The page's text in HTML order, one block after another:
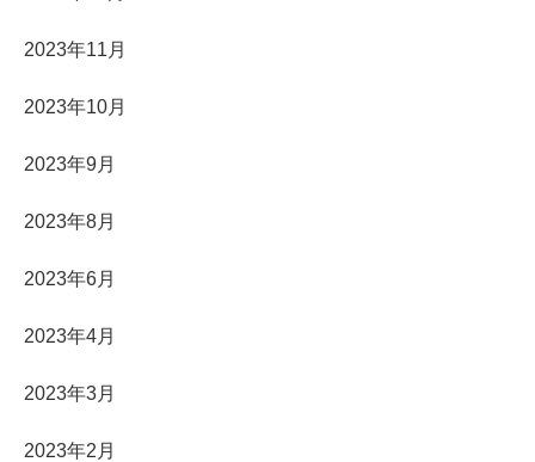
2023年11月
2023年10月
2023年9月
2023年8月
2023年6月
2023年4月
2023年3月
2023年2月